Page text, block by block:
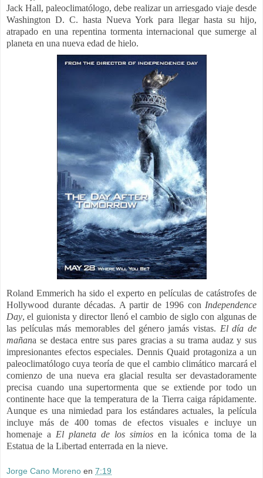
Jack Hall, paleoclimatólogo, debe realizar un arriesgado viaje desde
Washington D. C. hasta Nueva York para llegar hasta su hijo,
atrapado en una repentina tormenta internacional que sumerge al
planeta en una nueva edad de hielo.
Roland Emmerich ha sido el experto en películas de catástrofes de
Hollywood durante décadas. A partir de 1996 con Independence
Day, el guionista y director llenó el cambio de siglo con algunas de
las películas más memorables del género jamás vistas. El día de
mañana se destaca entre sus pares gracias a su trama audaz y sus
impresionantes efectos especiales. Dennis Quaid protagoniza a un
paleoclimatólogo cuya teoría de que el cambio climático marcará el
comienzo de una nueva era glacial resulta ser devastadoramente
precisa cuando una supertormenta que se extiende por todo un
continente hace que la temperatura de la Tierra caiga rápidamente.
Aunque es una nimiedad para los estándares actuales, la película
incluye más de 400 tomas de efectos visuales e incluye un
homenaje a El planeta de los simios en la icónica toma de la
Estatua de la Libertad enterrada en la nieve.
Jorge Cano Moreno en 7:19